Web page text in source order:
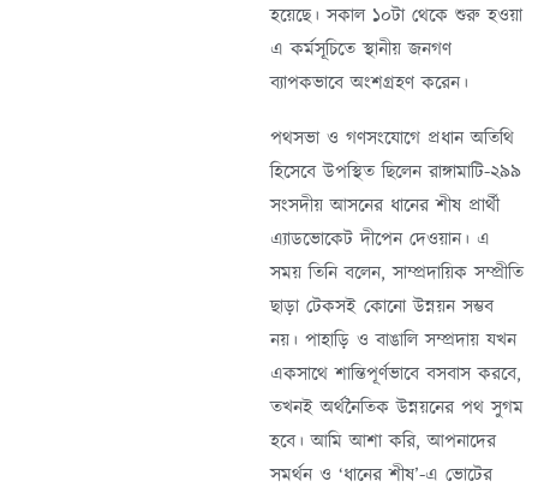
হয়েছে। সকাল ১০টা থেকে শুরু হওয়া
এ কর্মসূচিতে স্থানীয় জনগণ
ব্যাপকভাবে অংশগ্রহণ করেন।
পথসভা ও গণসংযোগে প্রধান অতিথি
হিসেবে উপস্থিত ছিলেন রাঙ্গামাটি-২৯৯
সংসদীয় আসনের ধানের শীষ প্রার্থী
এ্যাডভোকেট দীপেন দেওয়ান। এ
সময় তিনি বলেন, সাম্প্রদায়িক সম্প্রীতি
ছাড়া টেকসই কোনো উন্নয়ন সম্ভব
নয়। পাহাড়ি ও বাঙালি সম্প্রদায় যখন
একসাথে শান্তিপূর্ণভাবে বসবাস করবে,
তখনই অর্থনৈতিক উন্নয়নের পথ সুগম
হবে। আমি আশা করি, আপনাদের
সমর্থন ও ‘ধানের শীষ’-এ ভোটের